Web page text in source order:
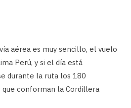
aérea es muy sencillo, el vuelo
Perú, y si el día está
durante la ruta los 180
conforman la Cordillera